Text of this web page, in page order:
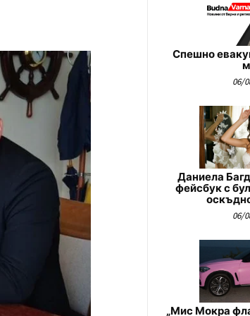
Спешно
06/
Даниела
фейсбук с
06/
„Мис Мокра